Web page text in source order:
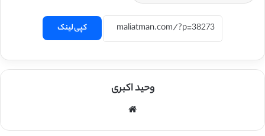
کپی لینک
وحید اکبری